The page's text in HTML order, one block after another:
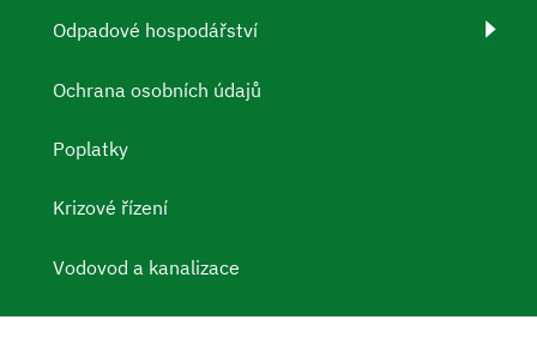
Odpadové hospodářství
Ochrana osobních údajů
Poplatky
Krizové řízení
Vodovod a kanalizace